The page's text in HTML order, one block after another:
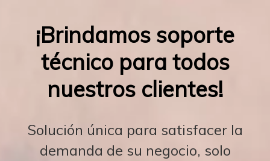
¡Brindamos soporte
técnico para todos
nuestros clientes!
Solución única para satisfacer la
demanda de su negocio, solo